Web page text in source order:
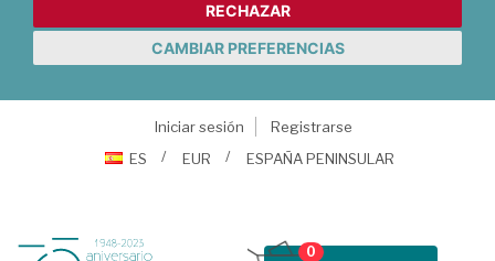
RECHAZAR
CAMBIAR PREFERENCIAS
Iniciar sesión
Registrarse
ES
EUR ESPAÑA PENINSULAR
0